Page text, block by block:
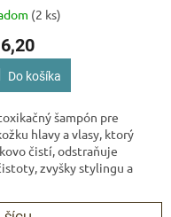
(2 ks)
Do košíka
šampón pre
hlavy a vlasy, ktorý
čistí, odstraňuje
zvyšky stylingu a
Pomáha obnoviť